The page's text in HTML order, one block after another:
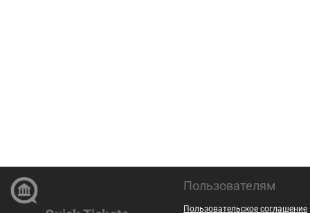
Пользователям
Пользовательское соглашение